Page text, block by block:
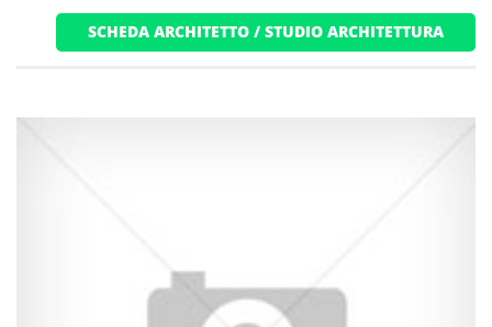
SCHEDA ARCHITETTO / STUDIO ARCHITETTURA